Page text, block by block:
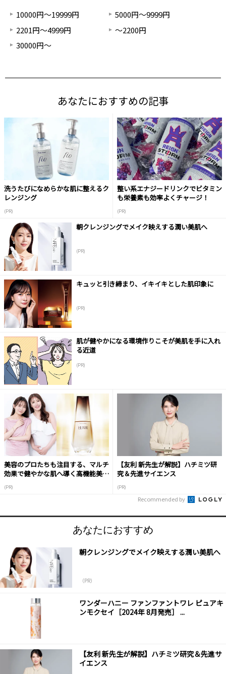
10000円～19999円
5000円～9999円
2201円～4999円
～2200円
30000円～
あなたにおすすめの記事
洗うたびになめらかな肌に整えるク
レンジング
(PR)
整い系エナジードリンクでビタミン
も栄養素も効率よくチャージ！
(PR)
朝クレンジングでメイク映えする潤い美肌へ
(PR)
キュッと引き締まり、イキイキとした肌印象に
(PR)
肌が健やかになる環境作りこそが美肌を手に入れ
る近道
(PR)
美容のプロたちも注目する、マルチ
効果で健やかな肌へ導く高機能美容
(PR)
【友利 新先生が解説】ハチミツ研
究＆先進サイエンス
(PR)
Recommended by
あなたにおすすめ
朝クレンジングでメイク映えする潤い美肌へ
（PR）
ワンダーハニー ファンファントワレ ピュアキ
ンモクセイ［2024年 8月発売］ ...
【友利 新先生が解説】ハチミツ研究＆先進サ
イエンス